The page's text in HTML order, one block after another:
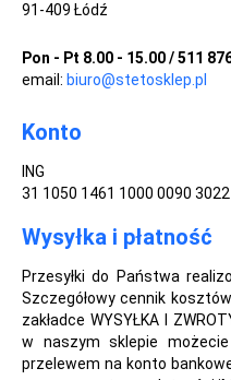
91-409 Łódź
Pon - Pt 8.00 - 15.00 / 511
email: biuro@stetosklep.pl
Konto
ING
31 1050 1461 1000 0090 3022
Wysyłka i płatność
Przesyłki do Państwa
Szczegółowy cennik
zakładce WYSYŁKA I
w naszym sklepie
przelewem na konto